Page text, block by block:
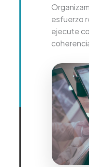
esfuerzo
ejecute